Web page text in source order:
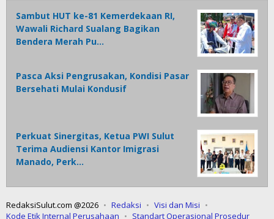
Sambut HUT ke-81 Kemerdekaan RI,
Wawali Richard Sualang Bagikan
Bendera Merah Pu…
Pasca Aksi Pengrusakan, Kondisi Pasar
Bersehati Mulai Kondusif
Perkuat Sinergitas, Ketua PWI Sulut
Terima Audiensi Kantor Imigrasi
Manado, Perk…
RedaksiSulut.com @2026 Redaksi
Visi dan Misi
Kode Etik Internal Perusahaan
Standart Operasional Prosedur